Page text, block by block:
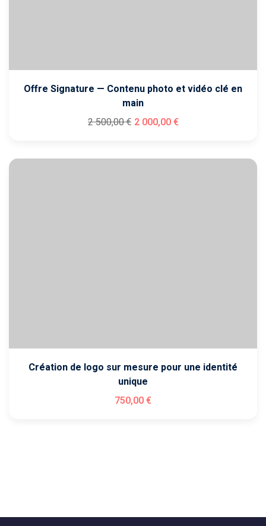
Offre Signature — Contenu photo et vidéo clé en
main
2 500,00€ 2 000,00€
Création de logo sur mesure pour une identité
unique
750,00€